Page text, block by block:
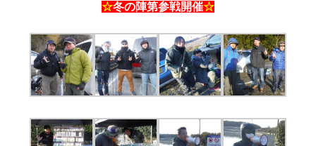
☆冬の陣第参戦開催☆